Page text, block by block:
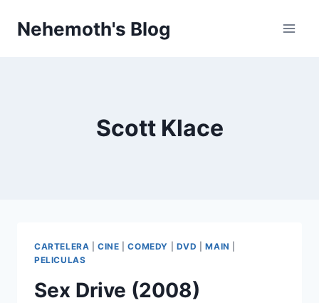
Nehemoth's Blog
Scott Klace
CARTELERA |CINE |COMEDY DVD |MAIN
PELICULAS
Sex Drive (2008)